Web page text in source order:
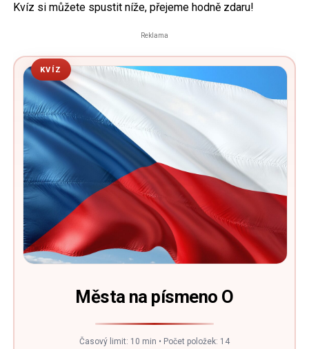
Kvíz si můžete spustit níže, přejeme hodně zdaru!
Reklama
KVÍZ
Města na písmeno O
Časový limit: 10 min • Počet položek: 14